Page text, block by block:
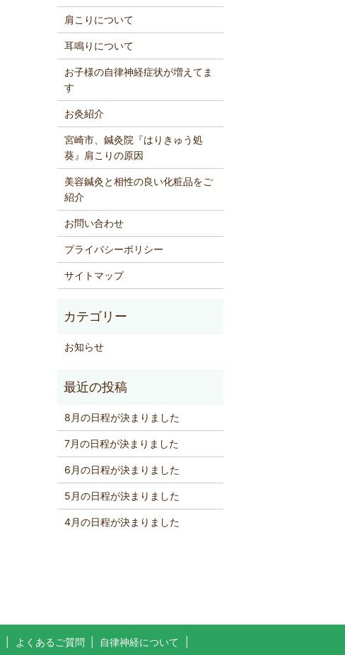
肩こりについて
耳鳴りについて
お子様の自律神経症状が増えてま
す
お灸紹介
宮崎市、鍼灸院『はりきゅう処
葵』肩こりの原因
美容鍼灸と相性の良い化粧品をご
紹介
お問い合わせ
プライバシーポリシー
サイトマップ
お知らせ
8月の日程が決まりました
7月の日程が決まりました
6月の日程が決まりました
5月の日程が決まりました
4月の日程が決まりました
よくあるご質問 自律神経について